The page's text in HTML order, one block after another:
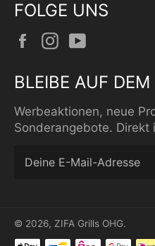
FOLGE UNS
FacebookInstagram
BLEIBE AUF
Werbeaktionen, neue
Sonderangebote. Direkt
© 2026, ZIFA Grills OHG.
Zahlungsmethoden